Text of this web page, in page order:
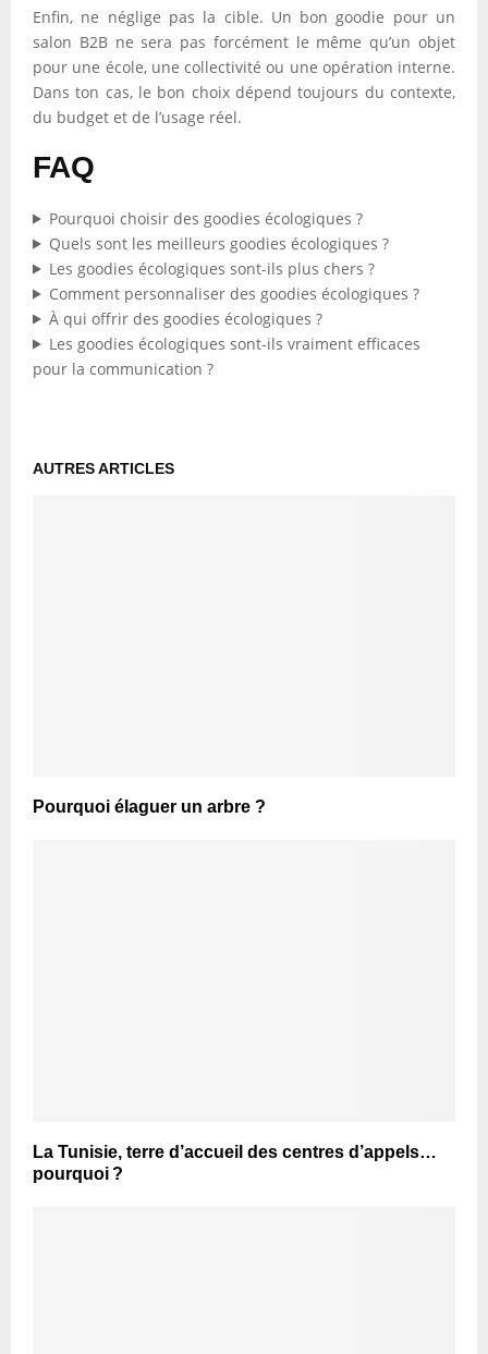
Enfin, ne néglige pas la cible. Un bon goodie pour un
salon B2B ne sera pas forcément le même qu’un objet
pour une école, une collectivité ou une opération interne.
Dans ton cas, le bon choix dépend toujours du contexte,
du budget et de l’usage réel.
FAQ
Pourquoi choisir des goodies écologiques ?
Quels sont les meilleurs goodies écologiques ?
Les goodies écologiques sont-ils plus chers ?
Comment personnaliser des goodies écologiques ?
À qui offrir des goodies écologiques ?
Les goodies écologiques sont-ils vraiment efficaces
pour la communication ?
AUTRES ARTICLES
Pourquoi élaguer un arbre ?
La Tunisie, terre d’accueil des centres d’appels…
pourquoi ?